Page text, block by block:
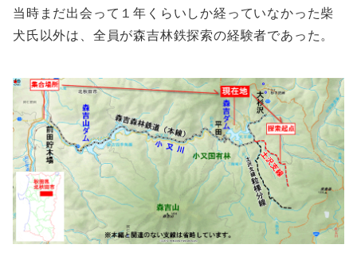
当時まだ出会って１年くらいしか経っていなかった柴
犬氏以外は、全員が森吉林鉄探索の経験者であった。